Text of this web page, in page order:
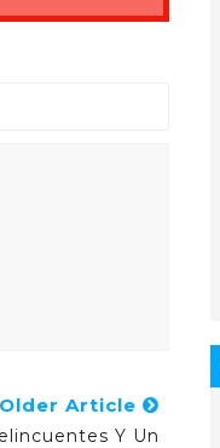
Older Article
Y Un